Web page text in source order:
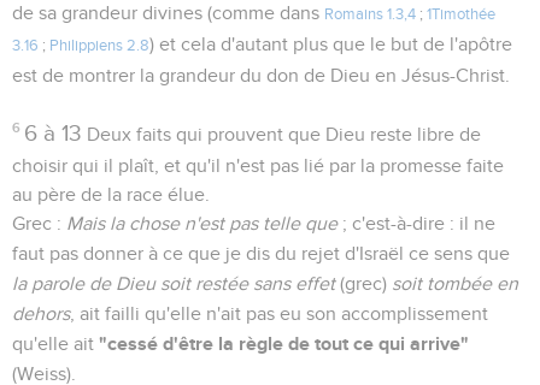
de sa grandeur divines (comme dans Romains 1.3,4 ; 1Timothée
3.16 ; Philippiens 2.8) et cela d'autant plus que le but de l'apôtre
est de montrer la grandeur du don de Dieu en Jésus-Christ.
6 6 à 13 Deux faits qui prouvent que Dieu reste libre de
choisir qui il plaît, et qu'il n'est pas lié par la promesse faite
au père de la race élue.
Grec : Mais la chose n'est pas telle que; c'est-à-dire : il ne
faut pas donner à ce que je dis du rejet d'Israël ce sens que
la parole de Dieu soit restée sans effet(grec) soit tombée en
dehors, ait failli qu'elle n'ait pas eu son accomplissement
qu'elle ait "cessé d'être la règle de tout ce qui arrive"
(Weiss).